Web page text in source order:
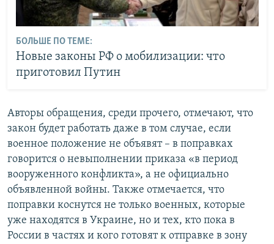
БОЛЬШЕ ПО ТЕМЕ:
Новые законы РФ о мобилизации: что
приготовил Путин
Авторы обращения, среди прочего, отмечают, что
закон будет работать даже в том случае, если
военное положение не объявят – в поправках
говорится о невыполнении приказа «в период
вооруженного конфликта», а не официально
объявленной войны. Также отмечается, что
поправки коснутся не только военных, которые
уже находятся в Украине, но и тех, кто пока в
России в частях и кого готовят к отправке в зону